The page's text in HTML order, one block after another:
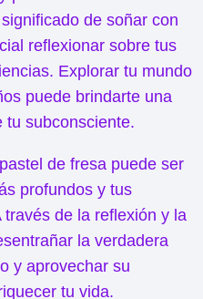
de soñar con
reflexionar sobre tus
Explorar tu mundo
puede brindarte una
tu subconsciente.
de fresa puede ser
profundos y tus
de la reflexión y la
la verdadera
y aprovechar su
tu vida.